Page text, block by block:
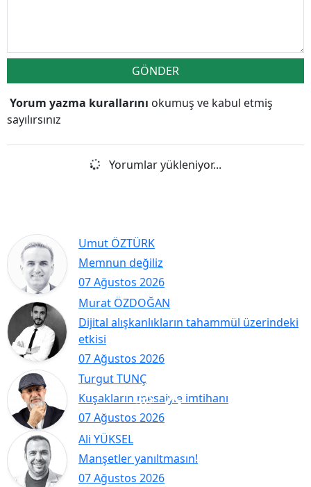
GÖNDER
Yorum yazma kurallarını okumuş ve kabul etmiş
sayılırsınız
Yorumlar yükleniyor...
Umut ÖZTÜRK
07 Ağustos 2026
Memnun değiliz
Murat ÖZDOĞAN
07 Ağustos 2026
Dijital alışkanlıkların tahammül üzerindeki
etkisi
Turgut TUNÇ
07 Ağustos 2026
Kuşakların mesaiyle imtihanı
Ali YÜKSEL
07 Ağustos 2026
Manşetler yanıltmasın!